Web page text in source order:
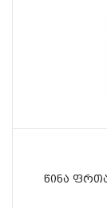
ᲬᲘᲜᲐ ᲤᲠᲗᲐ